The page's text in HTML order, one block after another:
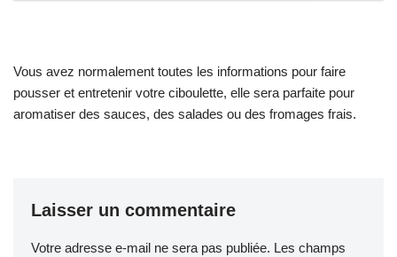
Vous avez normalement toutes les informations pour faire
pousser et entretenir votre ciboulette, elle sera parfaite pour
aromatiser des sauces, des salades ou des fromages frais.
Laisser un commentaire
Votre adresse e-mail ne sera pas publiée. Les champs